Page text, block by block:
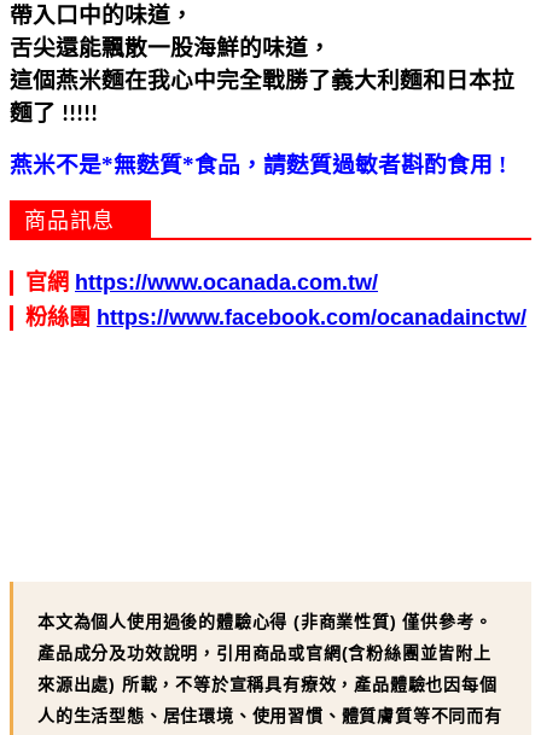
帶入口中的味道，
舌尖還能飄散一股海鮮的味道，
這個燕米麵在我心中完全戰勝了義大利麵和日本拉
麵了 !!!!!
燕米不是*無麩質*食品，請麩質過敏者斟酌食用 !
商品訊息
官網 https://www.ocanada.com.tw/
粉絲團 https://www.facebook.com/ocanadainctw/
本文為個人使用過後的體驗心得 (非商業性質)僅供參考。
產品成分及功效說明，引用商品或官網(含粉絲團並皆附上
來源出處) 所載，不等於宣稱具有療效，產品體驗也因每個
人的生活型態、居住環境、使用習慣、體質膚質等不同而有